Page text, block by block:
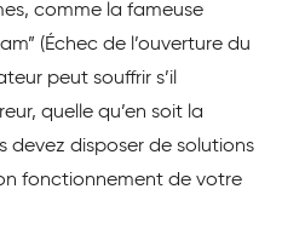
comme la fameuse
(Échec de l’ouverture du
peut souffrir s’il
quelle qu’en soit la
devez disposer de solutions
fonctionnement de votre